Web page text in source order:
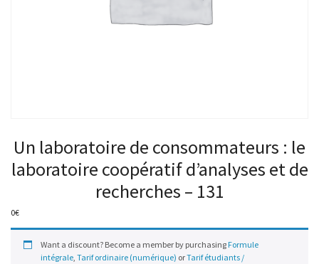
Un laboratoire de consommateurs : le
laboratoire coopératif d’analyses et de
recherches – 131
0€
Want a discount? Become a member by purchasing Formule
intégrale, Tarif ordinaire (numérique) orTarif étudiants /